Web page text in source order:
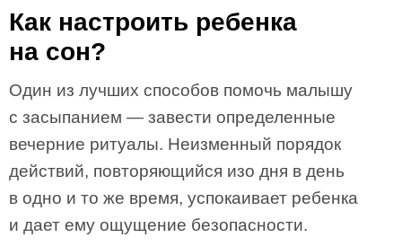
Как настроить ребенка
на сон?
Один из лучших способов помочь малышу
с засыпанием — завести определенные
вечерние ритуалы. Неизменный порядок
действий, повторяющийся изо дня в день
в одно и то же время, успокаивает ребенка
и дает ему ощущение безопасности.